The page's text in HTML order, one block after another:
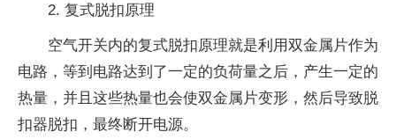
2. 复式脱扣原理
空气开关内的复式脱扣原理就是利用双金属片作为
电路，等到电路达到了一定的负荷量之后，产生一定的
热量，并且这些热量也会使双金属片变形，然后导致脱
扣器脱扣，最终断开电源。